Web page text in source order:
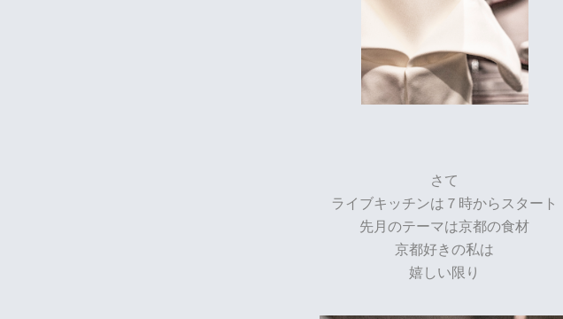
さて
ライブキッチンは７時からスタート
先月のテーマは京都の食材
京都好きの私は
嬉しい限り